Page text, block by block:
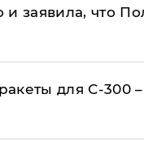
и заявила, что
для С-300 –